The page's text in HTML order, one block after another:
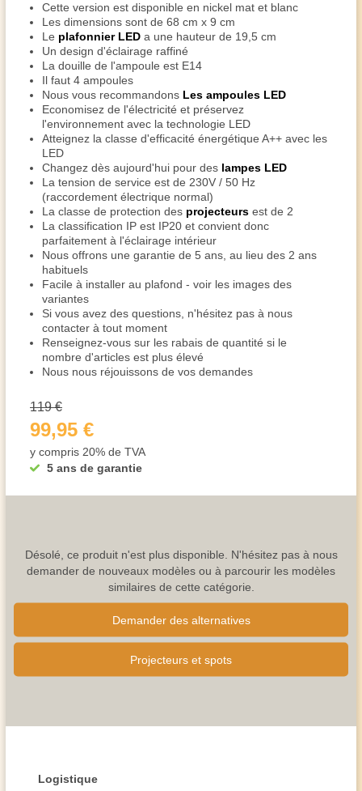
Cette version est disponible en nickel mat et blanc
Les dimensions sont de 68 cm x 9 cm
Le plafonnier LED a une hauteur de 19,5 cm
Un design d'éclairage raffiné
La douille de l'ampoule est E14
Il faut 4 ampoules
Nous vous recommandons Les ampoules LED
Economisez de l'électricité et préservez
l'environnement avec la technologie LED
Atteignez la classe d'efficacité énergétique A++ avec les
LED
Changez dès aujourd'hui pour des lampes LED
La tension de service est de 230V / 50 Hz
(raccordement électrique normal)
La classe de protection des projecteurs est de 2
La classification IP est IP20 et convient donc
parfaitement à l'éclairage intérieur
Nous offrons une garantie de 5 ans, au lieu des 2 ans
habituels
Facile à installer au plafond - voir les images des
variantes
Si vous avez des questions, n'hésitez pas à nous
contacter à tout moment
Renseignez-vous sur les rabais de quantité si le
nombre d'articles est plus élevé
Nous nous réjouissons de vos demandes
5 ans de garantie
119 €
99,95 €
y compris 20% de TVA
Désolé, ce produit n'est plus disponible. N'hésitez pas à nous
demander de nouveaux modèles ou à parcourir les modèles
similaires de cette catégorie.
Demander des alternatives
Projecteurs et spots
Logistique